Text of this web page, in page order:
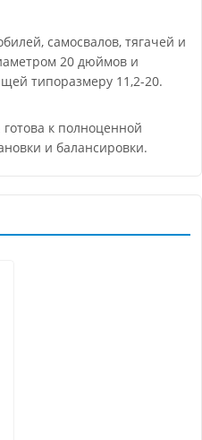
самосвалов, тягачей и
20 дюймов и
типоразмеру 11,2-20.
к полноценной
и балансировки.